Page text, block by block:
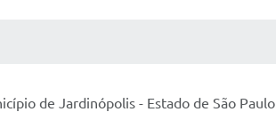
de Jardinópolis - Estado de São Paulo.